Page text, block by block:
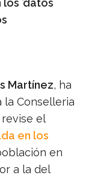
Martínez, ha
la Conselleria
el
en los
en
a la del